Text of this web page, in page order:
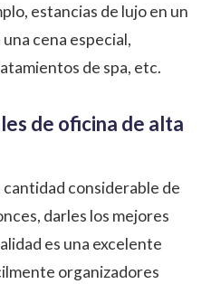
estancias de lujo en un
cena especial,
de spa, etc.
de oficina de alta
cantidad considerable de
darles los mejores
es una excelente
organizadores